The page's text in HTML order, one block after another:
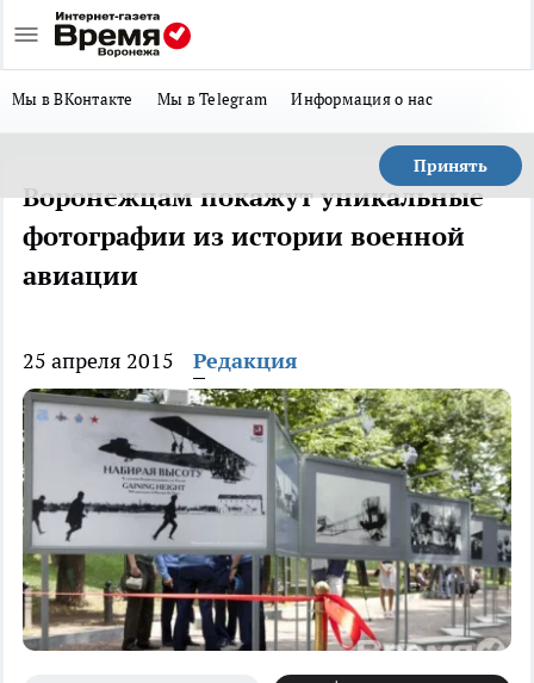
Мы в ВКонтакте Мы в Telegram Информация о нас
Принять
Воронежцам покажут уникальные
фотографии из истории военной
авиации
25 апреля 2015 Редакция